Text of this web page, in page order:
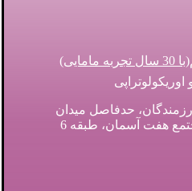
حدفاصل میدان
ماه فرخی و سه راه بنفشه، مجتمع هفت آسمان، طبقه 6